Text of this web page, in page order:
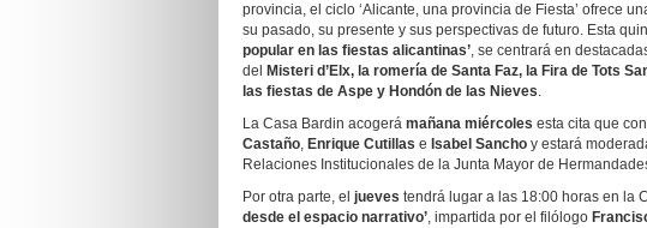
provincia, el ciclo ‘Alicante, una provincia de Fiesta’ ofrece
su pasado, su presente y sus perspectivas de futuro. Esta
popular en las fiestas alicantinas’, se centrará en
del
Misteri d’Elx, la romería de Santa Faz, la Fira de Tots
las fiestas de Aspe y Hondón de las Nieves.
La Casa Bardin acogerá mañana miércoles esta cita que
Castaño, Enrique Cutillas e Isabel Sancho y estará
Relaciones Institucionales de la Junta Mayor de
Por otra parte, el jueves tendrá lugar a las 18:00 horas en la
desde el espacio narrativo’, impartida por el filólogo